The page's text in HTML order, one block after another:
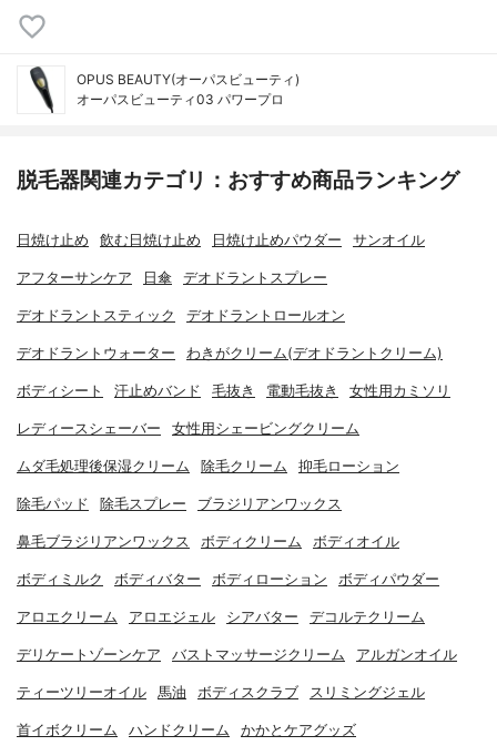
OPUS BEAUTY(オーパスビューティ)
オーパスビューティ03 パワープロ
脱毛器関連カテゴリ：おすすめ商品ランキング
日焼け止め 飲む日焼け止め 日焼け止めパウダー サンオイル
アフターサンケア 日傘 デオドラントスプレー
デオドラントスティック デオドラントロールオン
デオドラントウォーター わきがクリーム(デオドラントクリーム)
ボディシート 汗止めバンド 毛抜き 電動毛抜き 女性用カミソリ
レディースシェーバー 女性用シェービングクリーム
ムダ毛処理後保湿クリーム 除毛クリーム 抑毛ローション
除毛パッド 除毛スプレー ブラジリアンワックス
鼻毛ブラジリアンワックス ボディクリーム ボディオイル
ボディミルク ボディバター ボディローション ボディパウダー
アロエクリーム アロエジェル シアバター デコルテクリーム
デリケートゾーンケア バストマッサージクリーム アルガンオイル
ティーツリーオイル 馬油 ボディスクラブ スリミングジェル
首イボクリーム ハンドクリーム かかとケアグッズ